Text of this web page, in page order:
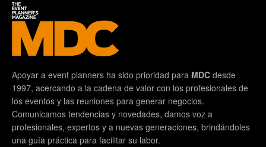
Apoyar a event planners ha sido prioridad para MDC desde
1997, acercando a la cadena de valor con los profesionales de
los eventos y las reuniones para generar negocios.
Comunicamos tendencias y novedades, damos voz a
profesionales, expertos y a nuevas generaciones, brindándoles
una guía práctica para facilitar su labor.